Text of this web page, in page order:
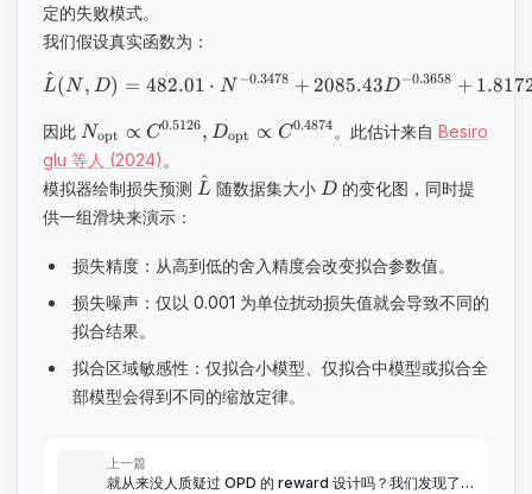
定的失败模式。
我们假设真实函数为：
L
^(N, D) = 482.01 ⋅ N −0.3478 +2085.43D−0.3658 +
因此 Nopt ∝ C0.5126, Dopt ∝ C0.4874 。此估计来自Besiro
glu 等人 (2024) 。
模拟器绘制损失预测 L
^ 随数据集大小 D 的变化图，同时提
供一组滑块来演示：
损失精度：从高到低的舍入精度会改变拟合参数值。
损失噪声：仅以 0.001 为单位扰动损失值就会导致不同的
拟合结果。
拟合区域敏感性：仅拟合小模型、仅拟合中模型或拟合全
部模型会得到不同的缩放定律。
上一篇
就从来没人质疑过 OPD 的 reward 设计吗？我们发现了